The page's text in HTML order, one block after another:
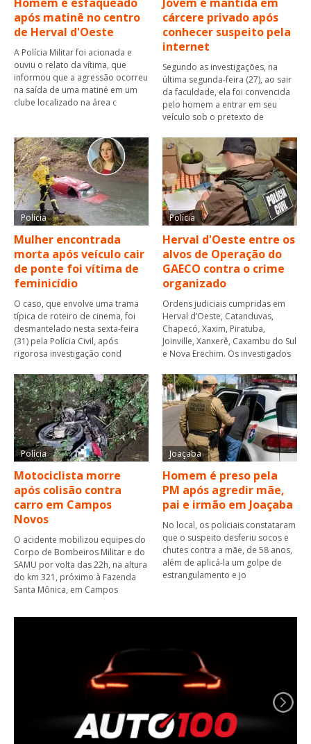
após matinê no centro
de Herval d'Oeste
A Polícia Militar foi acionada e
ouviu o relato da vítima, que
informou que a agressão ocorreu
na saída de uma matiné em um
clube localizado na área c
cárcere privado após
conhecer suspeito pela
internet
Segundo as investigações, na
última segunda-feira (27), ao sair
da faculdade, ela foi convencida
pelo homem a entrar em seu
veículo sob o pretexto de
Polícia
Mulher encontrada
morta após veículo cair
de ponte foi vítima de
feminicídio
O caso, que envolve uma trama
típica de roteiro de cinema, foi
desmantelado nesta sexta-feira
(31) pela Polícia Civil, após
rigorosa investigação cond
Polícia
Herval d'Oeste entre os
alvos de Operação do
GAECO contra o crime
organizado
Ordens judiciais cumpridas em
Herval d’Oeste, Catanduvas,
Chapecó, Xaxim, Piratuba,
Joinville, Xanxerê, Caxambu do Sul
e Nova Erechim. Os investigados
Polícia
Motociclista morre
após colisão contra
carro em Campos
Novos
O acidente mobilizou equipes do
Corpo de Bombeiros Militar e do
SAMU por volta das 22h, na altura
do km 321, próximo à Fazenda
Santa Mônica, em Campos
Joaçaba
Homem é preso pela
PM após agredir mãe,
pai e irmão em Joaçaba
No local, os policiais constataram
que o suspeito desferiu socos e
chutes contra a mãe, de 58 anos,
além de aplicá-la um golpe de
estrangulamento e jo